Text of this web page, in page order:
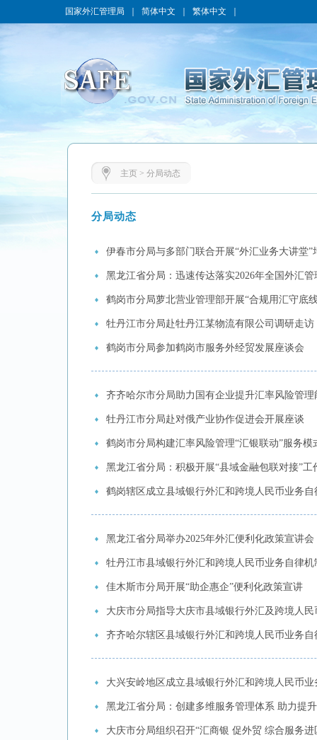
国家外汇管理局 简体中文 繁体中文
主页> 分局动态
分局动态
伊春市分局与多部门联合开展“外汇业务大讲堂”
黑龙江省分局：迅速传达落实2026年全国外汇
鹤岗市分局萝北营业管理部开展“合规用汇守底
牡丹江市分局赴牡丹江某物流有限公司调研走访
鹤岗市分局参加鹤岗市服务外经贸发展座谈会
齐齐哈尔市分局助力国有企业提升汇率风险管理
牡丹江市分局赴对俄产业协作促进会开展座谈
鹤岗市分局构建汇率风险管理“汇银联动”服务模
黑龙江省分局：积极开展“县域金融包联对接”工
鹤岗辖区成立县域银行外汇和跨境人民币业务自
黑龙江省分局举办2025年外汇便利化政策宣讲会
牡丹江市县域银行外汇和跨境人民币业务自律机
佳木斯市分局开展“助企惠企”便利化政策宣讲
大庆市分局指导大庆市县域银行外汇及跨境人
齐齐哈尔辖区县域银行外汇和跨境人民币业务
大兴安岭地区成立县域银行外汇和跨境人民币业
黑龙江省分局：创建多维服务管理体系 助力提
大庆市分局组织召开“汇商银 促外贸 综合服务